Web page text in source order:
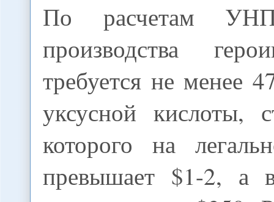
По расчетам
производства
требуется не менее
уксусной кислоты,
которого на
превышает $1-2, а